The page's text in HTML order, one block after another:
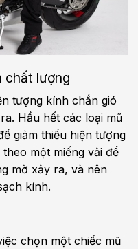
chất lượng
tượng kính chắn gió
Hầu hết các loại mũ
giảm thiểu hiện tượng
một miếng vải để
mờ xảy ra, và nên
kính.
chọn một chiếc mũ